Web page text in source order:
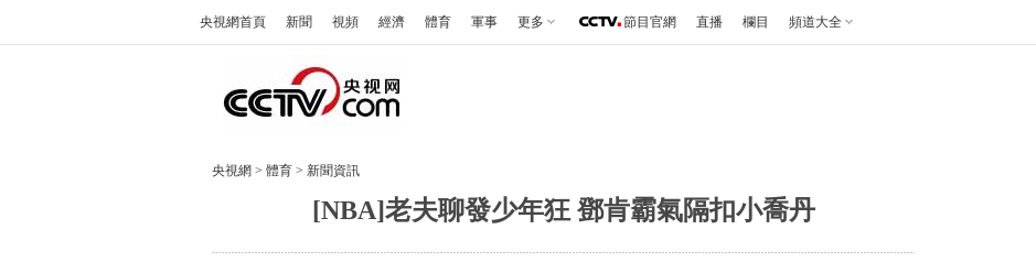
央視網首頁 新聞 視頻 經濟 體育 軍事 更多 節目官網 直播 欄目 頻道大全
央視網 > 體育 > 新聞資訊
[NBA]老夫聊發少年狂 鄧肯霸氣隔扣小喬丹